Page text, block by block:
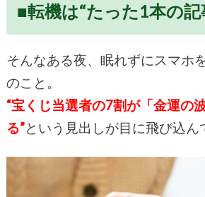
■転機は“たった1本の記
そんなある夜、眠れずにスマホ
のこと。
“宝くじ当選者の7割が「金運の
る”という見出しが目に飛び込ん